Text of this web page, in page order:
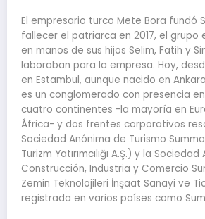
El empresario turco Mete Bora fundó
fallecer el patriarca en 2017, el grupo
en manos de sus hijos Selim, Fatih y
laboraban para la empresa. Hoy,
en Estambul, aunque nacido en
es un conglomerado con presencia
cuatro continentes -la mayoría en
África- y dos frentes corporativos
Sociedad Anónima de Turismo
Turizm Yatırımcılığı A.Ş.) y la
Construcción, Industria y Comercio
Zemin Teknolojileri İnşaat Sanayi ve
registrada en varios países como